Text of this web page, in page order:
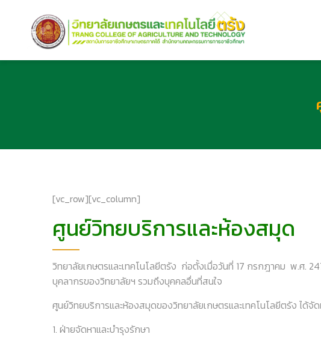
[vc_row][vc_column]
ศูนย์วิทยบริการและห้องสมุด
วิทยาลัยเกษตรและเทคโนโลยีตรัง ก่อตั้งเมื่อวันที่ 17 กรกฎาคม พ.ศ.
บุคลากรของวิทยาลัยฯ รวมถึงบุคคลอื่นที่สนใจ
ศูนย์วิทยบริการและห้องสมุดของวิทยาลัยเกษตรและเทคโนโลยีตรัง ได้
1. ฝ่ายจัดหาและบำรุงรักษา